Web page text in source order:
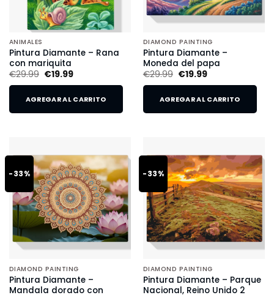
ANIMALES
Pintura Diamante – Rana
con mariquita
€29.99 €19.99
AGREGAR AL CARRITO
DIAMOND PAINTING
Pintura Diamante –
Moneda del papa
€29.99 €19.99
AGREGAR AL CARRITO
-33%
DIAMOND PAINTING
Pintura Diamante –
Mandala dorado con
-33%
DIAMOND PAINTING
Pintura Diamante – Parque
Nacional, Reino Unido 2